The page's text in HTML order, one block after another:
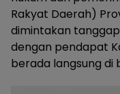
Rakyat Daerah)
dimintakan
dengan pendapat
berada langsung di